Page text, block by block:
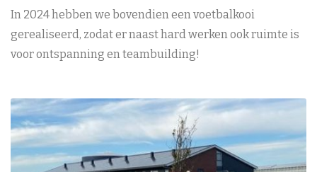
In 2024 hebben we bovendien een voetbalkooi
gerealiseerd, zodat er naast hard werken ook ruimte is
voor ontspanning en teambuilding!